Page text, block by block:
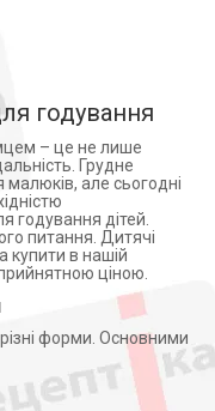
годування
– це не лише
Грудне
але сьогодні
годування дітей.
питання. Дитячі
в нашій
ціною.
форми. Основними